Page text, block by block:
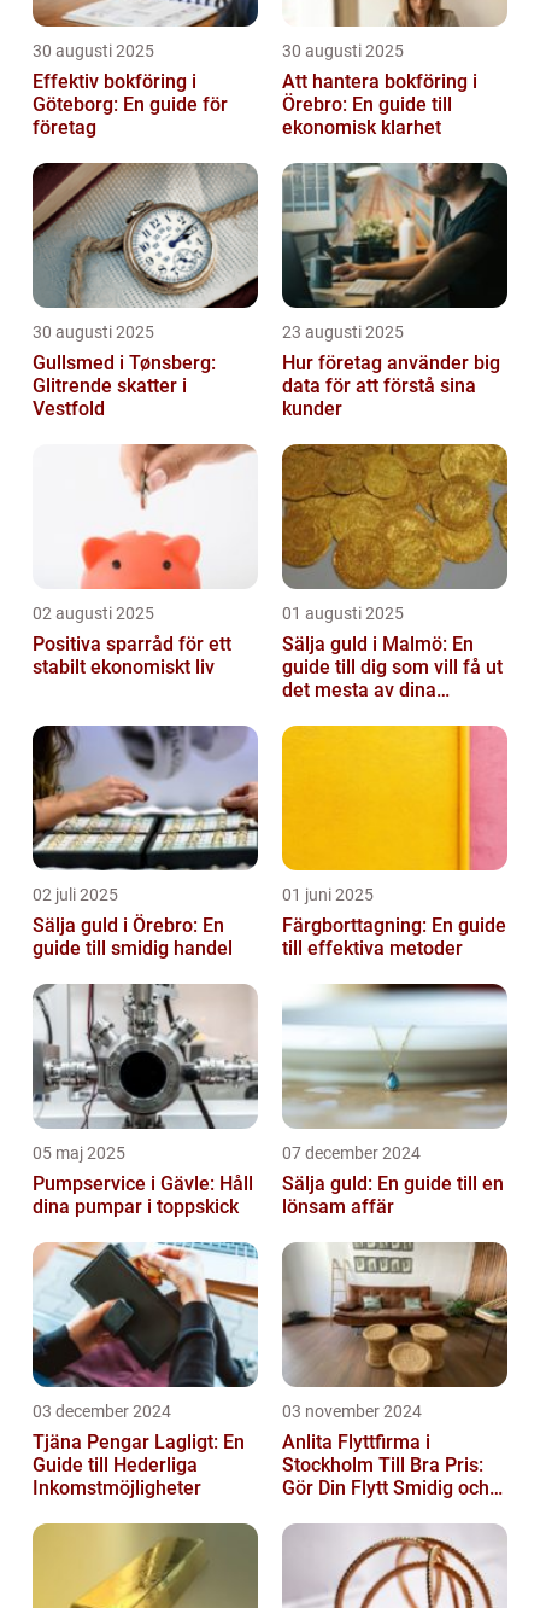
30 augusti 2025
Effektiv bokföring i
Göteborg: En guide för
företag
30 augusti 2025
Att hantera bokföring i
Örebro: En guide till
ekonomisk klarhet
30 augusti 2025
Gullsmed i Tønsberg:
Glitrende skatter i
Vestfold
23 augusti 2025
Hur företag använder big
data för att förstå sina
kunder
02 augusti 2025
Positiva sparråd för ett
stabilt ekonomiskt liv
01 augusti 2025
Sälja guld i Malmö: En
guide till dig som vill få ut
det mesta av dina
02 juli 2025
Sälja guld i Örebro: En
guide till smidig handel
01 juni 2025
Färgborttagning: En guide
till effektiva metoder
05 maj 2025
Pumpservice i Gävle: Håll
dina pumpar i toppskick
07 december 2024
Sälja guld: En guide till en
lönsam affär
03 december 2024
Tjäna Pengar Lagligt: En
Guide till Hederliga
Inkomstmöjligheter
03 november 2024
Anlita Flyttfirma i
Stockholm Till Bra Pris:
Gör Din Flytt Smidig och